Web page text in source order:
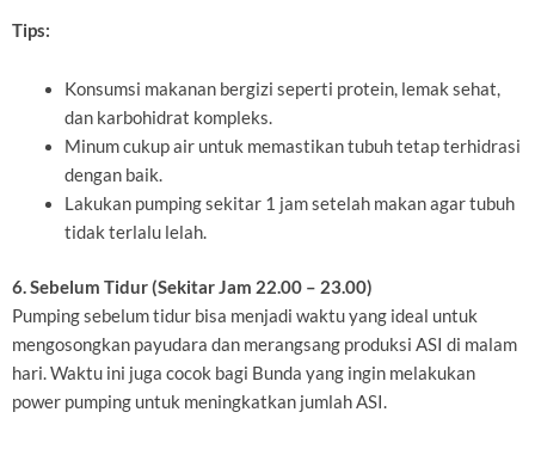
Tips:
Konsumsi makanan bergizi seperti protein, lemak sehat,
dan karbohidrat kompleks.
Minum cukup air untuk memastikan tubuh tetap terhidrasi
dengan baik.
Lakukan pumping sekitar 1 jam setelah makan agar tubuh
tidak terlalu lelah.
6. Sebelum Tidur (Sekitar Jam 22.00 – 23.00)
Pumping sebelum tidur bisa menjadi waktu yang ideal untuk
mengosongkan payudara dan merangsang produksi ASI di malam
hari. Waktu ini juga cocok bagi Bunda yang ingin melakukan
power pumping untuk meningkatkan jumlah ASI.